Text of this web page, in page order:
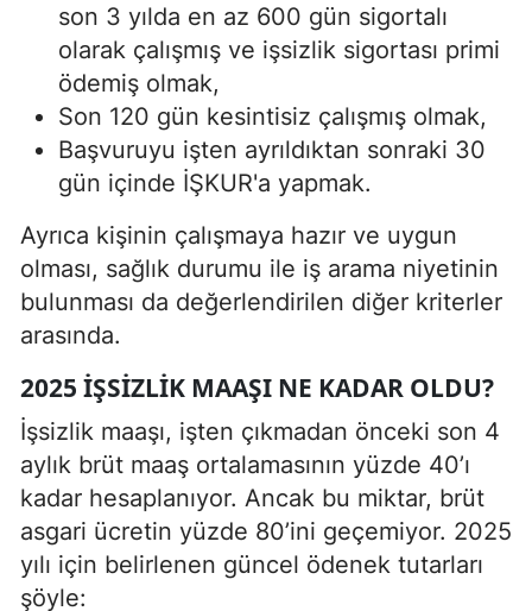
son 3 yılda en az 600 gün sigortalı
olarak çalışmış ve işsizlik sigortası primi
ödemiş olmak,
Son 120 gün kesintisiz çalışmış olmak,
Başvuruyu işten ayrıldıktan sonraki 30
gün içinde İŞKUR'a yapmak.
Ayrıca kişinin çalışmaya hazır ve uygun
olması, sağlık durumu ile iş arama niyetinin
bulunması da değerlendirilen diğer kriterler
arasında.
2025 İŞSIZLIK MAAŞI NE KADAR OLDU?
İşsizlik maaşı, işten çıkmadan önceki son 4
aylık brüt maaş ortalamasının yüzde 40’ı
kadar hesaplanıyor. Ancak bu miktar, brüt
asgari ücretin yüzde 80’ini geçemiyor. 2025
yılı için belirlenen güncel ödenek tutarları
şöyle: